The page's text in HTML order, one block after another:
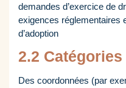
demandes d’exercice de
exigences réglementaires
d’adoption
2.2
Des coordonnées (par